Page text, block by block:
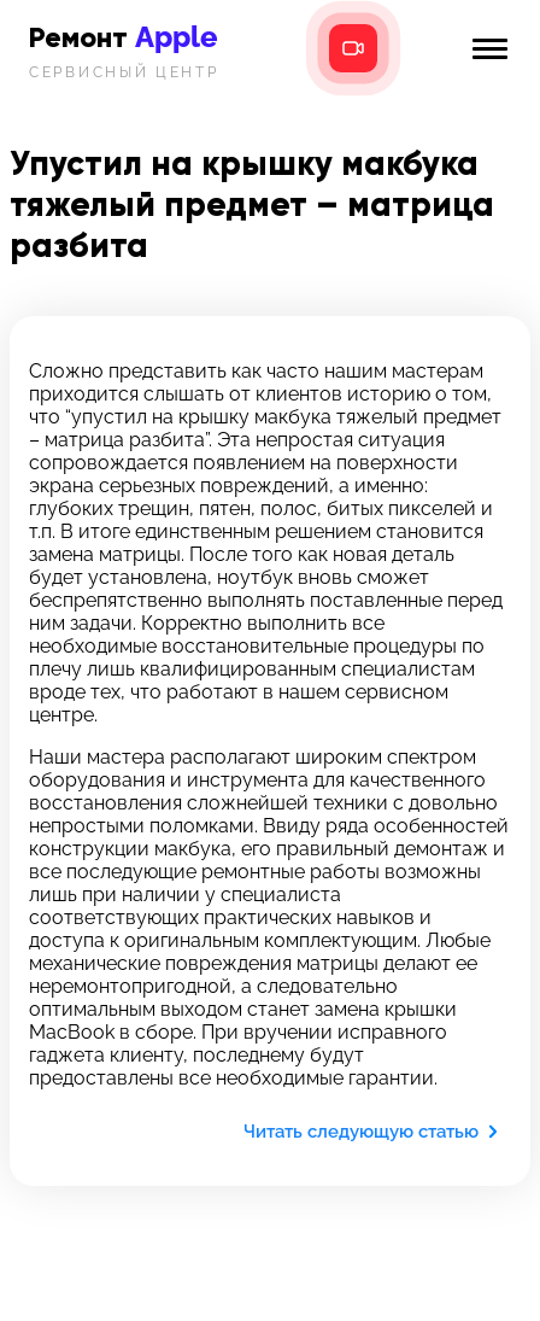
Ремонт Apple
СЕРВИСНЫЙ ЦЕНТР
iPad
MacBook
iMac
Новости
i-info
Телефон:
+7 (812) 409-39-75
Адрес:
8 Красноармейская, 18
Режим работы:
c 10:00 до 21:00
Связаться с нами
Упустил на крышку макбука
тяжелый предмет – матрица
разбита
Сложно представить как часто нашим мастерам
приходится слышать от клиентов историю о том,
что “упустил на крышку макбука тяжелый предмет
– матрица разбита”. Эта непростая ситуация
сопровождается появлением на поверхности
экрана серьезных повреждений, а именно:
глубоких трещин, пятен, полос, битых пикселей и
т.п. В итоге единственным решением становится
замена матрицы. После того как новая деталь
будет установлена, ноутбук вновь сможет
беспрепятственно выполнять поставленные перед
ним задачи. Корректно выполнить все
необходимые восстановительные процедуры по
плечу лишь квалифицированным специалистам
вроде тех, что работают в нашем сервисном
центре.
Наши мастера располагают широким спектром
оборудования и инструмента для качественного
восстановления сложнейшей техники с довольно
непростыми поломками. Ввиду ряда особенностей
конструкции макбука, его правильный демонтаж и
все последующие ремонтные работы возможны
лишь при наличии у специалиста
соответствующих практических навыков и
доступа к оригинальным комплектующим. Любые
механические повреждения матрицы делают ее
неремонтопригодной, а следовательно
оптимальным выходом станет замена крышки
MacBook в сборе. При вручении исправного
гаджета клиенту, последнему будут
предоставлены все необходимые гарантии.
Читать следующую статью
Задать вопрос
*бесплатно
Заполните форму обратной
связи и ждите звонка:
Оставьте свой
отзыв
Заполните все необходимые поля
Введите имя
Введите телефон